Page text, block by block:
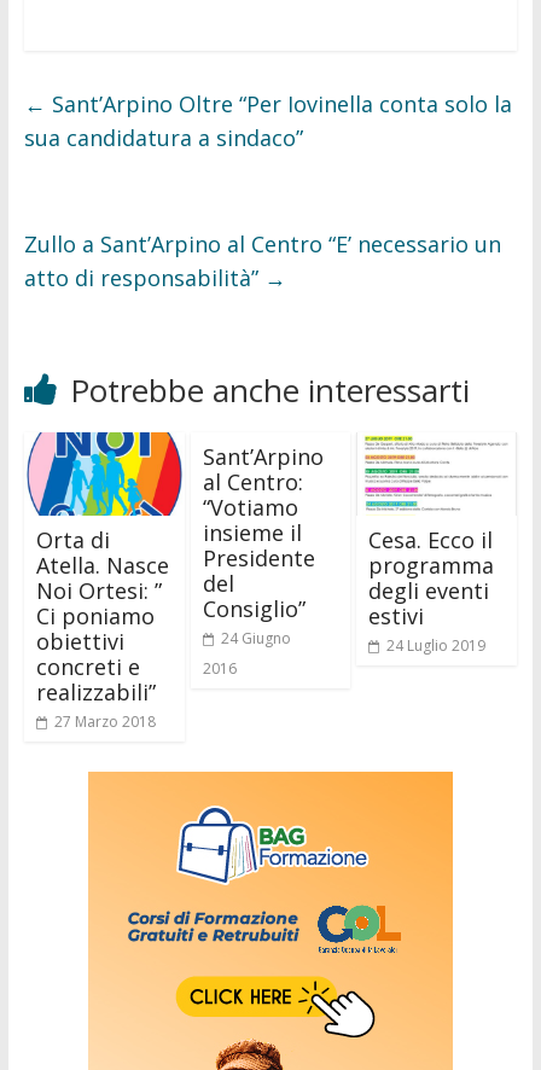
o
k
r
← Sant’Arpino Oltre “Per Iovinella conta solo la
sua candidatura a sindaco”
Zullo a Sant’Arpino al Centro “E’ necessario un
atto di responsabilità” →
Potrebbe anche interessarti
Orta di
Atella. Nasce
Noi Ortesi: ”
Ci poniamo
obiettivi
concreti e
realizzabili”
27 Marzo 2018
Sant’Arpino
al Centro:
“Votiamo
insieme il
Presidente
del
Consiglio”
24 Giugno
2016
Cesa. Ecco il
programma
degli eventi
estivi
24 Luglio 2019